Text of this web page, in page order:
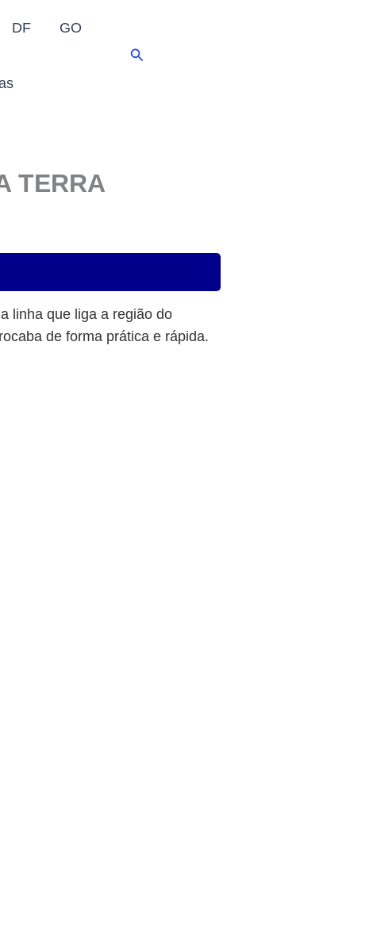
DF GO
Pesquisar
TERRA
linha que liga a região do
de forma prática e rápida.